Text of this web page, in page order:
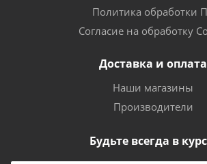
Политика обработки
Согласие на обработку
Доставка и оплата
Наши магазины
Производители
Будьте всегда в